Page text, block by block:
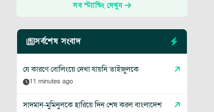
সব স্ট্যান্ডিং দেখুন
সর্বশেষ সংবাদ
যে কারণে বোলিংয়ে দেখা যায়নি তাইজুলকে
11 minutes ago
সাদমান-মুমিনুলকে হারিয়ে দিন শেষ করল বাংলাদেশ